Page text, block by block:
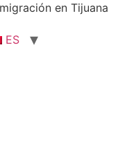
en Tijuana
ES